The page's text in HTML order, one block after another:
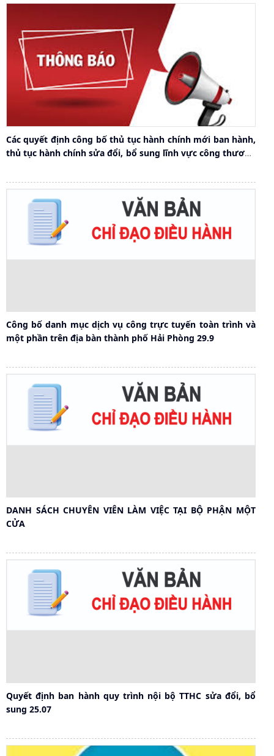
Các quyết định công bố thủ tục hành chính mới ban hành,
thủ tục hành chính sửa đổi, bổ sung lĩnh vực công thương
Công bố danh mục dịch vụ công trực tuyến toàn trình và
một phần trên địa bàn thành phố Hải Phòng 29.9
DANH SÁCH CHUYÊN VIÊN LÀM VIỆC TẠI BỘ PHẬN MỘT
CỬA
Quyết định ban hành quy trình nội bộ TTHC sửa đổi, bổ
sung 25.07